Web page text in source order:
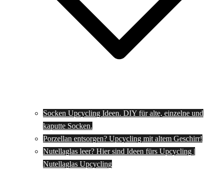
Socken Upcycling Ideen. DIY für alte, einzelne und
kaputte Socken.
Porzellan entsorgen? Upcycling mit altem Geschirr!
Nutellaglas leer? Hier sind Ideen fürs Upcycling |
Nutellaglas Upcycling